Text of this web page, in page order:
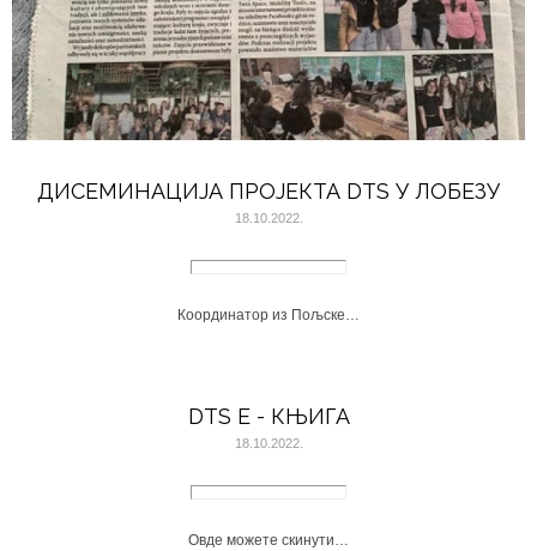
ДИСЕМИНАЦИЈА ПРОЈЕКТА DTS У ЛОБЕЗУ
18.10.2022.
Координатор из Пољске…
DTS E - КЊИГА
18.10.2022.
Овде можете скинути…